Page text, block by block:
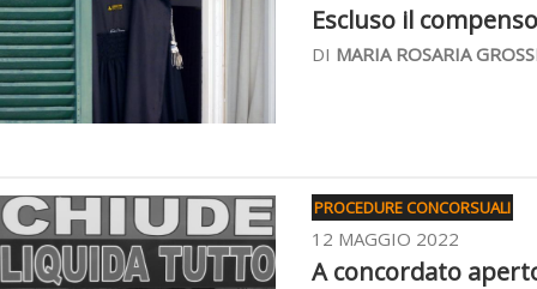
Escluso il
DI MARIA ROSARIA
PROCEDURE CONCORSUALI
12 MAGGIO 2022
A concordato